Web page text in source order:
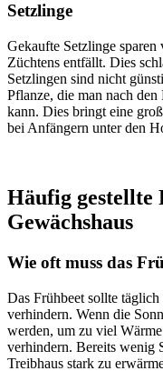
Setzlinge
Gekaufte Setzlinge
Züchtens entfällt. Dies
Setzlingen sind nicht
Pflanze, die man nach
kann. Dies bringt eine
bei Anfängern unter den
Häufig gestellte
Gewächshaus
Wie oft muss das
Das Frühbeet sollte
verhindern. Wenn die
werden, um zu viel
verhindern. Bereits wenig
Treibhaus stark zu